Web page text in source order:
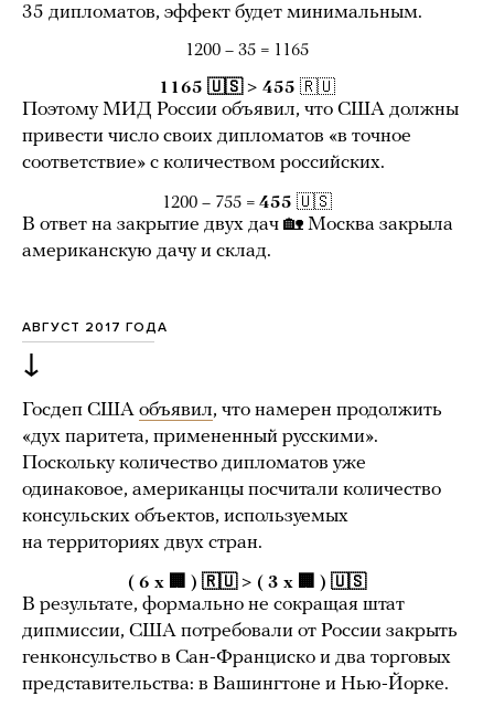
35 дипломатов, эффект будет минимальным.
1200 – 35 = 1165
1165 🇺🇸 > 455 🇷🇺
Поэтому МИД России объявил, что США должны
привести число своих дипломатов «в точное
соответствие» с количеством российских.
1200 – 755 = 455 🇺🇸
В ответ на закрытие двух дач 🏡 Москва закрыла
американскую дачу и склад.
АВГУСТ 2017 ГОДА
↓
Госдеп США объявил, что намерен продолжить
«дух паритета, примененный русскими».
Поскольку количество дипломатов уже
одинаковое, американцы посчитали количество
консульских объектов, используемых
на территориях двух стран.
( 6 х 🏢 ) 🇷🇺 > ( 3 х 🏢 ) 🇺🇸
В результате, формально не сокращая штат
дипмиссии, США потребовали от России закрыть
генконсульство в Сан-Франциско и два торговых
представительства: в Вашингтоне и Нью-Йорке.